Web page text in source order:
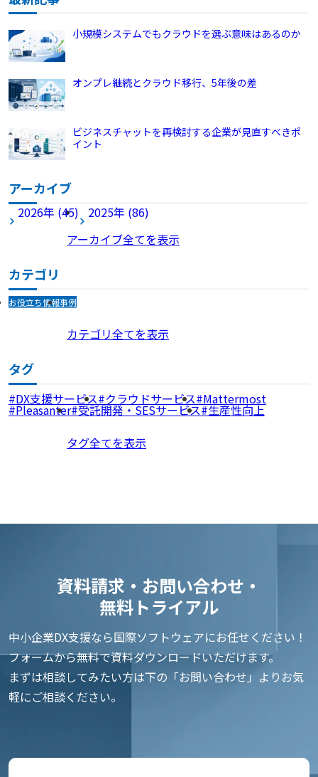
小規模システムでもクラウドを選ぶ意味はあるのか
オンプレ継続とクラウド移行、5年後の差
ビジネスチャットを再検討する企業が見直すべきポ
イント
アーカイブ
2026年 (45)
2025年 (86)
アーカイブ全てを表示
カテゴリ
お役立ち情報事例
カテゴリ全てを表示
タグ
DX支援サービス クラウドサービス Mattermost
Pleasanter 受託開発・SESサービス 生産性向上
タグ全てを表示
資料請求・お問い合わせ・
無料トライアル
中小企業DX支援なら国際ソフトウェアにお任せください！
フォームから無料で資料ダウンロードいただけます。
まずは相談してみたい方は下の「お問い合わせ」よりお気
軽にご相談ください。